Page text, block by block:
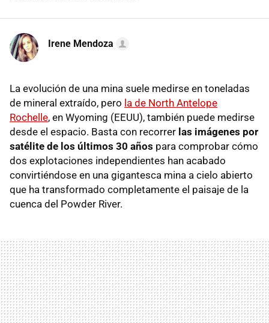
Irene Mendoza
La evolución de una mina suele medirse en toneladas
de mineral extraído, pero la de North Antelope
Rochelle, en Wyoming (EEUU), también puede medirse
desde el espacio. Basta con recorrer las imágenes por
satélite de los últimos 30 años para comprobar cómo
dos explotaciones independientes han acabado
convirtiéndose en una gigantesca mina a cielo abierto
que ha transformado completamente el paisaje de la
cuenca del Powder River.